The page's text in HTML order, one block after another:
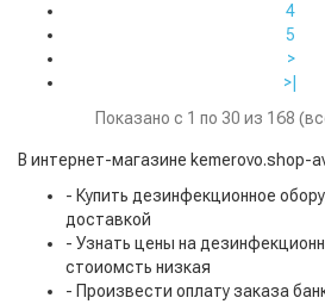
4
5
>
>|
Показано с 1 по 30 из 168
В интернет-магазине kemerovo.shop-
- Купить дезинфекционное
доставкой
- Узнать цены на
стоиомсть низкая
- Произвести оплату заказа